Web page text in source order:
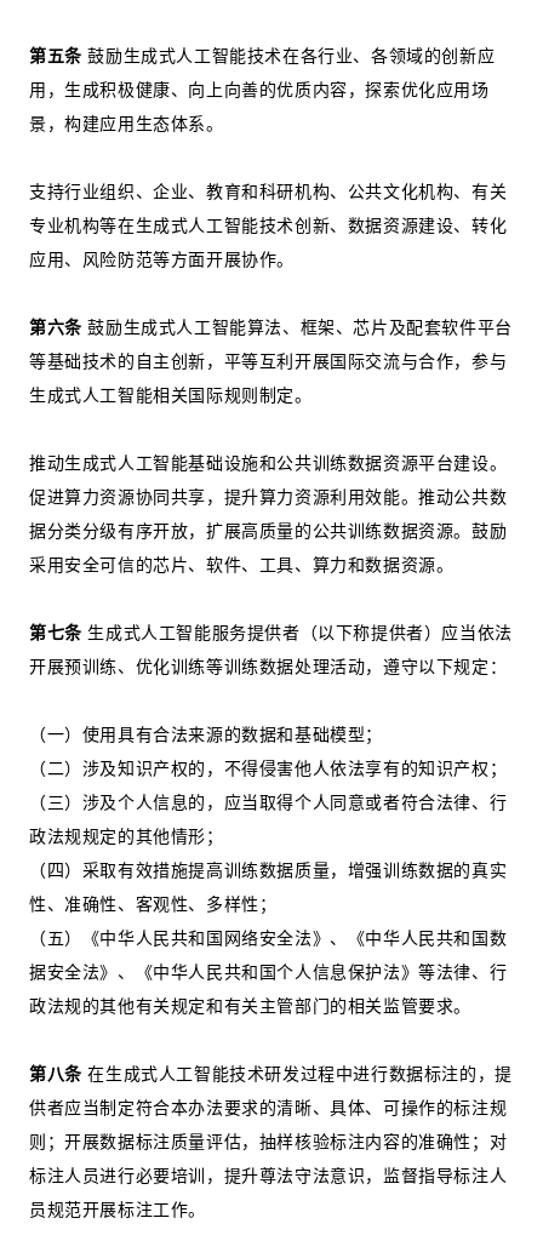
第五条 鼓励生成式人工智能技术在各行业、各领域的创新应
用，生成积极健康、向上向善的优质内容，探索优化应用场
景，构建应用生态体系。
支持行业组织、企业、教育和科研机构、公共文化机构、有关
专业机构等在生成式人工智能技术创新、数据资源建设、转化
应用、风险防范等方面开展协作。
第六条 鼓励生成式人工智能算法、框架、芯片及配套软件平台
等基础技术的自主创新，平等互利开展国际交流与合作，参与
生成式人工智能相关国际规则制定。
推动生成式人工智能基础设施和公共训练数据资源平台建设。
促进算力资源协同共享，提升算力资源利用效能。推动公共数
据分类分级有序开放，扩展高质量的公共训练数据资源。鼓励
采用安全可信的芯片、软件、工具、算力和数据资源。
第七条 生成式人工智能服务提供者（以下称提供者）应当依法
开展预训练、优化训练等训练数据处理活动，遵守以下规定：
（一）使用具有合法来源的数据和基础模型；
（二）涉及知识产权的，不得侵害他人依法享有的知识产权；
（三）涉及个人信息的，应当取得个人同意或者符合法律、行
政法规规定的其他情形；
（四）采取有效措施提高训练数据质量，增强训练数据的真实
性、准确性、客观性、多样性；
（五）《中华人民共和国网络安全法》、《中华人民共和国数
据安全法》、《中华人民共和国个人信息保护法》等法律、行
政法规的其他有关规定和有关主管部门的相关监管要求。
第八条 在生成式人工智能技术研发过程中进行数据标注的，提
供者应当制定符合本办法要求的清晰、具体、可操作的标注规
则；开展数据标注质量评估，抽样核验标注内容的准确性；对
标注人员进行必要培训，提升尊法守法意识，监督指导标注人
员规范开展标注工作。